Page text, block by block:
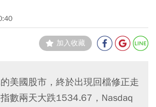
加入收藏
美國股市，終於出現回檔修正走
數兩天大跌1534.67，Nasdaq